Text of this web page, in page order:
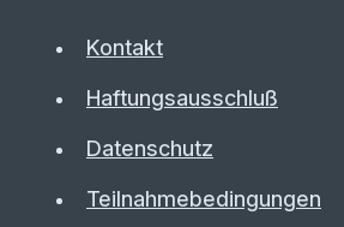
Kontakt
Haftungsausschluß
Datenschutz
Teilnahmebedingungen